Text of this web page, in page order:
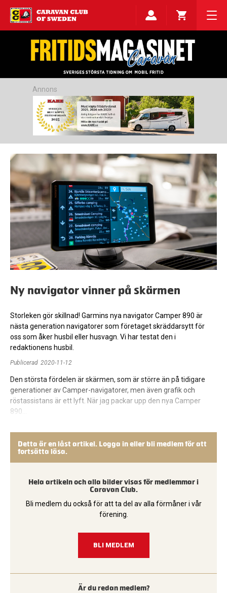
Annons
Ny navigator vinner på skärmen
Storleken gör skillnad! Garmins nya navigator Camper 890 är
nästa generation navigatorer som företaget skräddarsytt för
oss som åker husbil eller husvagn. Vi har testat den i
redaktionens husbil.
Publicerad 2020-11-12
Den största fördelen är skärmen, som är större än på tidigare
generationer av Camper-navigatorer, men även grafik och
röstassistans är ett lyft. När jag packar upp den nya Camper
890…
Detta är en låst artikel. Logga in eller bli medlem för att
fortsätta läsa.
Hela artikeln och alla bilder visas för medlemmar i
Caravan Club.
Bli medlem du också för att ta del av alla förmåner i vår
förening.
BLI MEDLEM
Är du redan medlem?